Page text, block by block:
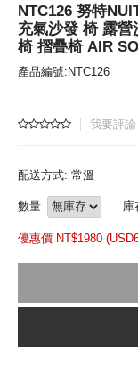
NTC126 努特
充氣沙發 椅 露
椅 摺疊椅 AIR
產品編號:NTC126
我要評論
配送方式: 常溫
數量 庫
優惠價 NT$1980 (USD